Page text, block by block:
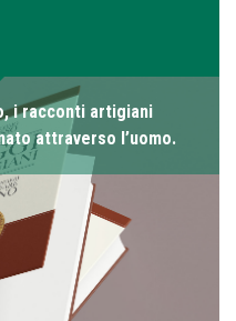
i racconti artigiani
attraverso l’uomo.